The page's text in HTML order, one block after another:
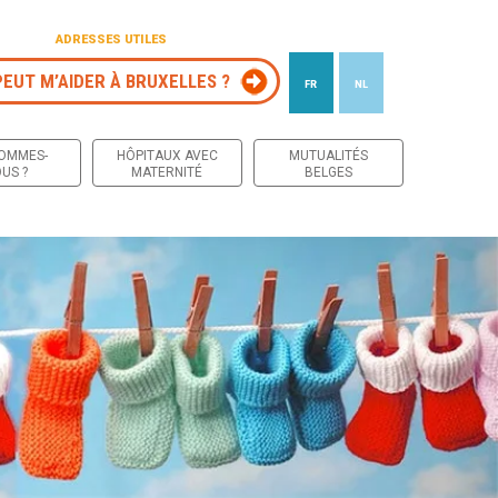
ADRESSES UTILES
M’AIDER À BRUXELLES ? FR NL
?
HÔPITAUX AVEC
MATERNITÉ
MUTUALITÉS
BELGES